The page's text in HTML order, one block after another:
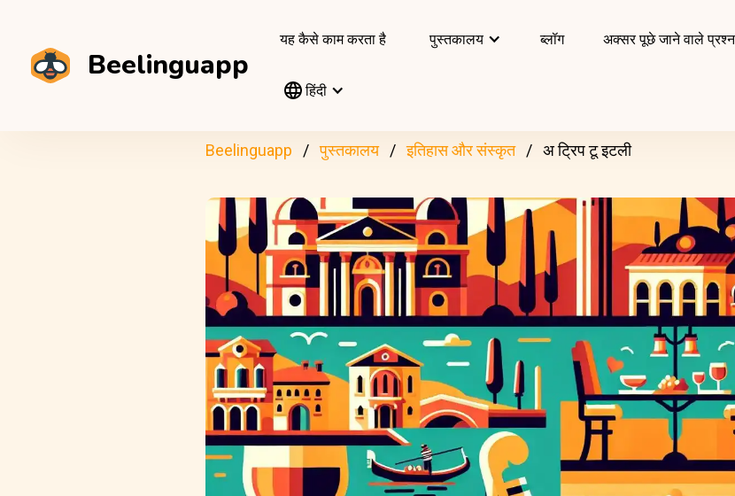
Beelinguapp
यह कैसे काम करता है पुस्तकालय ब्लॉग अक्सर पूछे जाने वाले प्रश्न
हिंदी
Beelinguapp पुस्तकालय इतिहास और संस्कृत अ ट्रिप टू इटली